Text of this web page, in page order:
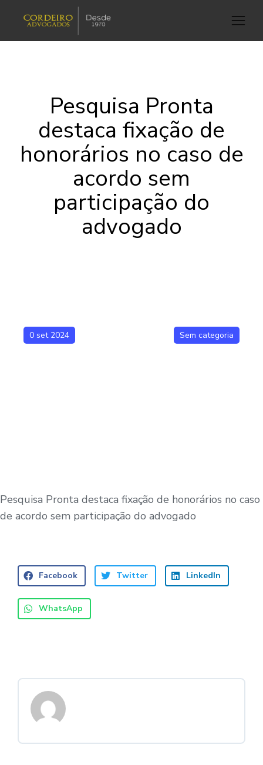
Pesquisa Pronta
destaca fixação de
honorários no caso de
acordo sem
participação do
advogado
0 set 2024 Sem categoria
Pesquisa Pronta destaca fixação de honorários no caso
de acordo sem participação do advogado
Facebook Twitter LinkedIn
WhatsApp